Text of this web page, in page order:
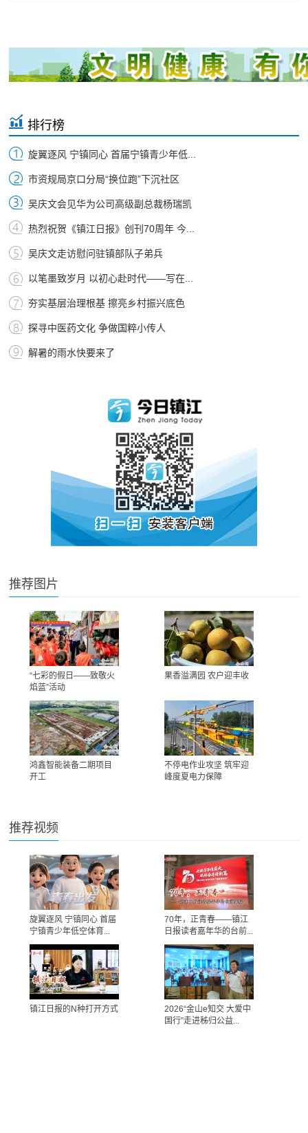
排行榜
旋翼逐风 宁镇同心 首届宁镇青少年低...
市资规局京口分局“换位跑”下沉社区
吴庆文会见华为公司高级副总裁杨瑞凯
热烈祝贺《镇江日报》创刊70周年 今...
吴庆文走访慰问驻镇部队子弟兵
以笔墨致岁月 以初心赴时代——写在...
夯实基层治理根基 擦亮乡村振兴底色
探寻中医药文化 争做国粹小传人
解暑的雨水快要来了
推荐图片
“七彩的假日——致敬火
焰蓝”活动
果香溢满园 农户迎丰收
鸿鑫智能装备二期项目
开工
不停电作业攻坚 筑牢迎
峰度夏电力保障
推荐视频
旋翼逐风 宁镇同心 首届
宁镇青少年低空体育...
70年，正青春——镇江
日报读者嘉年华的台前...
镇江日报的N种打开方式
2026“金山e知交 大爱中
国行”走进秭归公益...